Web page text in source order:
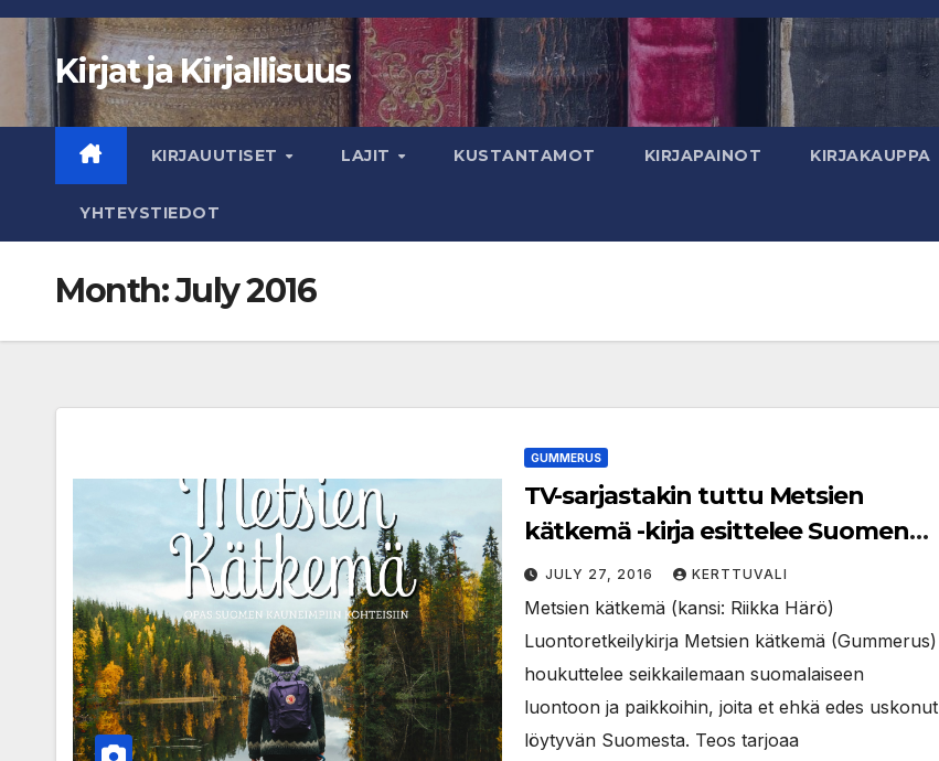
Skip
contentKirjat ja Kirjallisuus
KIRJAUUTISET LAJIT KUSTANTAMOT KIRJAPAINOT KIRJAKAUPPA
YHTEYSTIEDOT
Month:July 2016
GUMMERUS
TV-sarjastakin tuttu Metsien
kätkemä -kirja esittelee Suomen
kauneimmat luontokohteet
JULY 27, 2016 KERTTUVALI
Metsien kätkemä (kansi: Riikka Härö)
Luontoretkeilykirja Metsien kätkemä (Gummerus)
houkuttelee seikkailemaan suomalaiseen
luontoon ja paikkoihin, joita et ehkä edes uskonut
löytyvän Suomesta. Teos tarjoaa